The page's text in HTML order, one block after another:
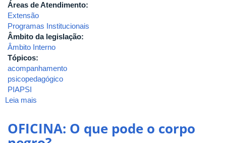
Áreas de Atendimento:
Extensão
Programas Institucionais
Âmbito da legislação:
Âmbito Interno
Tópicos:
acompanhamento
psicopedagógico
PIAPSI
Leia mais
Nº
OFICINA: O que pode o corpo